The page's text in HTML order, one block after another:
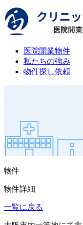
医院開業物件
私たちの強み
物件探し依頼
物件
物件詳細
一覧に戻る